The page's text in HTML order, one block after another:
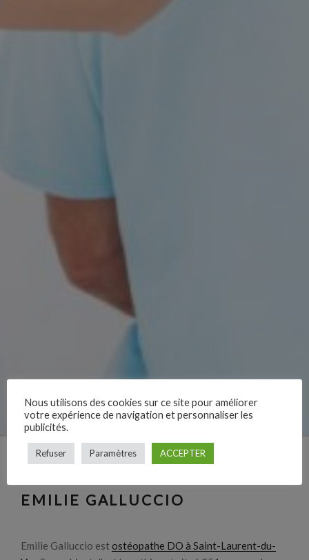
EMILIE GALLUCCIO
Emilie Galluccio est ostéopathe DO à Saint-Laurent-du-
Nous utilisons des cookies sur ce site pour améliorer
votre expérience de navigation et personnaliser les
publicités.
Refuser Paramètres ACCEPTER